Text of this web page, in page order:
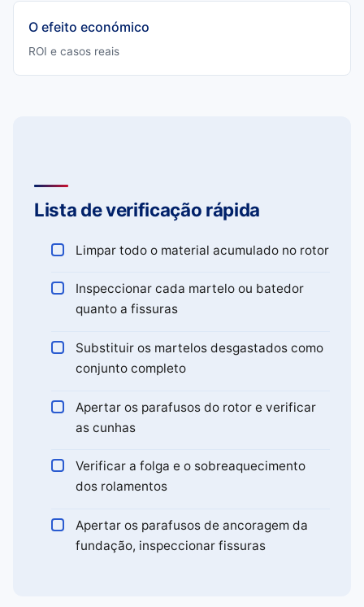
O efeito económico
ROI e casos reais
Lista de verificação rápida
Limpar todo o material acumulado no rotor
Inspeccionar cada martelo ou batedor
quanto a fissuras
Substituir os martelos desgastados como
conjunto completo
Apertar os parafusos do rotor e verificar
as cunhas
Verificar a folga e o sobreaquecimento
dos rolamentos
Apertar os parafusos de ancoragem da
fundação, inspeccionar fissuras